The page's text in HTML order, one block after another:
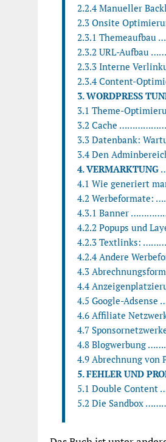
2.2.4 Manueller
2.3 Onsite
2.3.1
2.3.2 URL-
2.3.3 Interne
2.3.4 Content-
3. WORDPRESS
3.1 Theme-
3.2 Cache
3.3 Datenbank:
3.4 Den
4. VERMARKTUNG
4.1 Wie generiert
4.2
4.3.1 Banner
4.2.2 Popups und
4.2.3 Textlinks:
4.2.4 Andere
4.3
4.4
4.5 Google-
4.6 Affiliate
4.7
4.8
4.9 Abrechnung
5. FEHLER UND
5.1 Double
5.2 Die Sandbox